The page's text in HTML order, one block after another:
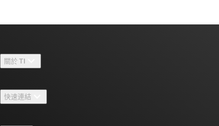
關於 TI
人才招募
快速連結